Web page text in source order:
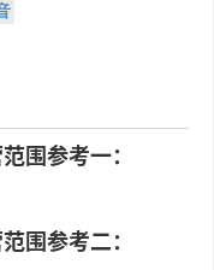
围参考一：
围参考二：